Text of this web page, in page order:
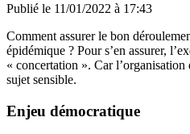
Publié le 11/01/2022 à 17:43
Comment assurer le bon
épidémique ? Pour s’en assurer,
« concertation ». Car
sujet sensible.
Enjeu démocratique